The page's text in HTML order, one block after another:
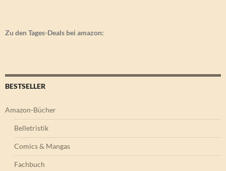
Zu den Tages-Deals bei amazon:
BESTSELLER
Amazon-Bücher
Belletristik
Comics & Mangas
Fachbuch